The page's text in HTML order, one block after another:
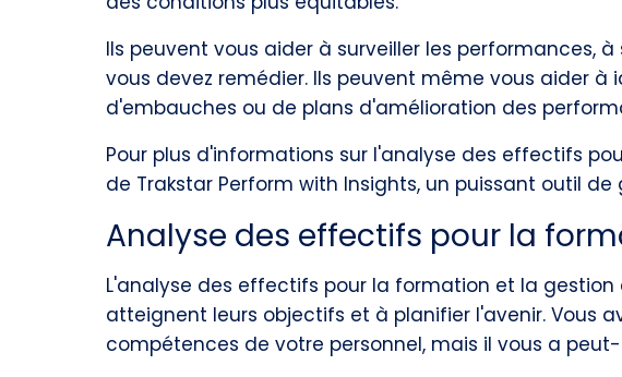
Ils peuvent vous aider à surveiller les performances,
vous devez remédier. Ils peuvent même vous aider
d'embauches ou de plans d'amélioration des
Pour plus d'informations sur l'analyse des effectifs
de Trakstar Perform with Insights, un puissant outil
Analyse des effectifs pour la
L'analyse des effectifs pour la formation et la
atteignent leurs objectifs et à planifier l'avenir. Vous
compétences de votre personnel, mais il vous a